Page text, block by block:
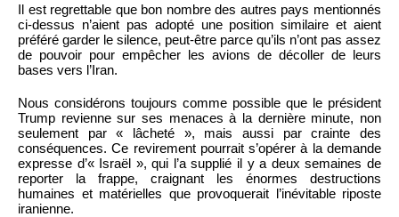
Il est regrettable que bon nombre des autres pays mentionnés
ci-dessus n’aient pas adopté une position similaire et aient
préféré garder le silence, peut-être parce qu’ils n’ont pas assez
de pouvoir pour empêcher les avions de décoller de leurs
bases vers l’Iran.
Nous considérons toujours comme possible que le président
Trump revienne sur ses menaces à la dernière minute, non
seulement par « lâcheté », mais aussi par crainte des
conséquences. Ce revirement pourrait s’opérer à la demande
expresse d’« Israël », qui l’a supplié il y a deux semaines de
reporter la frappe, craignant les énormes destructions
humaines et matérielles que provoquerait l’inévitable riposte
iranienne.